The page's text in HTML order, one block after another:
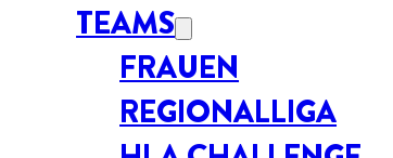
TEAMS
FRAUEN
REGIONALLIGA